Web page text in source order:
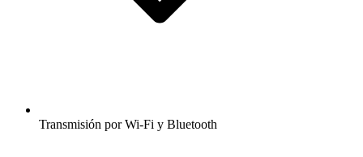
Transmisión por Wi-Fi y Bluetooth